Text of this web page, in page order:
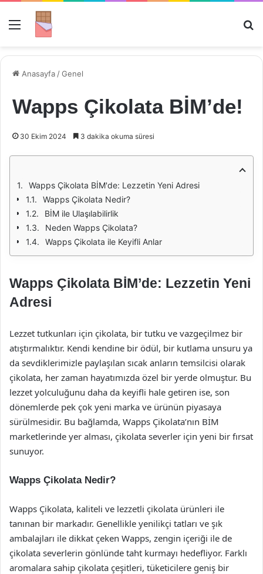
Menü
Anasayfa /Genel
Wapps Çikolata BİM’de!
30 Ekim 2024 3 dakika okuma süresi
Wapps Çikolata BİM'de: Lezzetin Yeni Adresi
Wapps Çikolata Nedir?
BİM ile Ulaşılabilirlik
Neden Wapps Çikolata?
Wapps Çikolata ile Keyifli Anlar
Wapps Çikolata BİM’de: Lezzetin Yeni
Adresi
Lezzet tutkunları için çikolata, bir tutku ve vazgeçilmez bir
atıştırmalıktır. Kendi kendine bir ödül, bir kutlama unsuru ya
da sevdiklerimizle paylaşılan sıcak anların temsilcisi olarak
çikolata, her zaman hayatımızda özel bir yerde olmuştur. Bu
lezzet yolculuğunu daha da keyifli hale getiren ise, son
dönemlerde pek çok yeni marka ve ürünün piyasaya
sürülmesidir. Bu bağlamda, Wapps Çikolata’nın BİM
marketlerinde yer alması, çikolata severler için yeni bir fırsat
sunuyor.
Wapps Çikolata Nedir?
Wapps Çikolata, kaliteli ve lezzetli çikolata ürünleri ile
tanınan bir markadır. Genellikle yenilikçi tatları ve şık
ambalajları ile dikkat çeken Wapps, zengin içeriği ile de
çikolata severlerin gönlünde taht kurmayı hedefliyor. Farklı
aromalara sahip çikolata çeşitleri, tüketicilere geniş bir